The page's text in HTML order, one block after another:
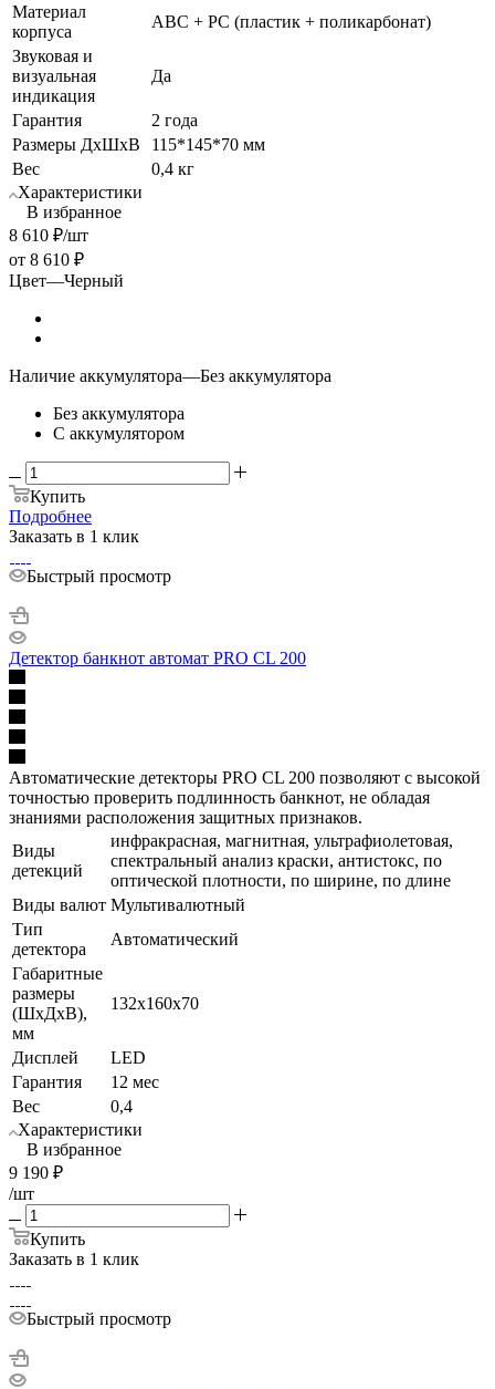
Материал
корпуса
ABC + PC (пластик + поликарбонат)
Звуковая и
визуальная
индикация
Да
Гарантия
2 года
Размеры ДхШхВ
115*145*70 мм
Вес
0,4 кг
Характеристики
В избранное
8 610 ₽/шт
от 8 610 ₽
Цвет—Черный
Наличие аккумулятора—Без аккумулятора
Без аккумулятора
С аккумулятором
Купить
Подробнее
Заказать в 1 клик
Быстрый просмотр
Детектор банкнот автомат PRO CL 200
Автоматические детекторы PRO CL 200 позволяют с высокой
точностью проверить подлинность банкнот, не обладая
знаниями расположения защитных признаков.
Виды
детекций
инфракрасная, магнитная, ультрафиолетовая,
спектральный анализ краски, антистокс, по
оптической плотности, по ширине, по длине
Виды валют Мультивалютный
Тип
детектора
Автоматический
Габаритные
размеры
(ШхДхВ),
мм
132x160x70
Дисплей
LED
Гарантия
12 мес
Вес
0,4
Характеристики
В избранное
9 190 ₽
/шт
Купить
Заказать в 1 клик
Быстрый просмотр